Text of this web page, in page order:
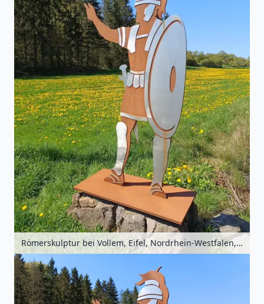
Römerskulptur bei Vollem, Eifel, Nordrhein-Westfalen, Deutschland